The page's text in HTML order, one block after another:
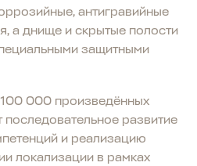
антигравийные
а днище и скрытые полости
защитными
000 произведённых
развитие
и реализацию
локализации в рамках